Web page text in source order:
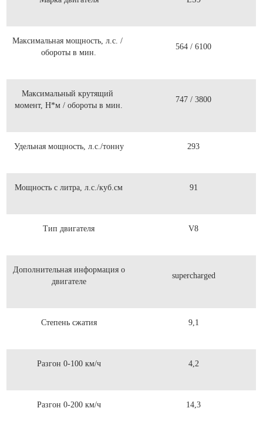
Максимальная мощность, л.с. /
обороты в мин.
564 / 6100
Максимальный крутящий
момент, Н*м / обороты в мин.
747 / 3800
Удельная мощность, л.с./тонну 293
Мощность с литра, л.с./куб.см 91
Тип двигателя V8
Дополнительная информация о
двигателе
supercharged
Степень сжатия 9,1
Разгон 0-100 км/ч 4,2
Разгон 0-200 км/ч 14,3